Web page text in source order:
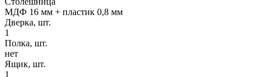
МДФ 16 мм + пластик 0,8 мм
Дверка, шт.
1
Полка, шт.
нет
Ящик, шт.
1